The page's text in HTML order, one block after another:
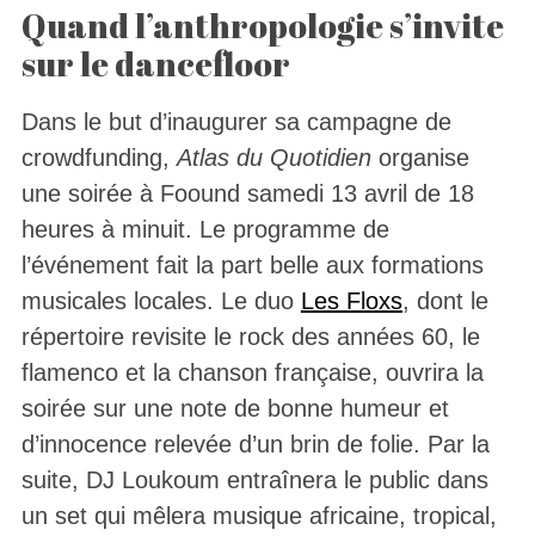
Quand l’anthropologie s’invite
sur le dancefloor
Dans le but d’inaugurer sa campagne de
crowdfunding,Atlas du Quotidienorganise
une soirée à Foound samedi 13 avril de 18
heures à minuit. Le programme de
l’événement fait la part belle aux formations
musicales locales. Le duo Les Floxs, dont le
répertoire revisite le rock des années 60, le
flamenco et la chanson française, ouvrira la
soirée sur une note de bonne humeur et
d’innocence relevée d’un brin de folie. Par la
suite, DJ Loukoum entraînera le public dans
un set qui mêlera musique africaine, tropical,